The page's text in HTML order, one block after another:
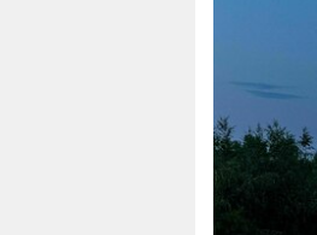
shop
fragen & hilfe